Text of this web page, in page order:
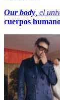
Our body , el
cuerpos